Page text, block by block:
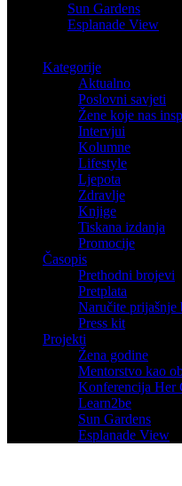
Sun Gardens
Esplanade View
Kategorije
Aktualno
Poslovni savjeti
Žene koje nas
Intervjui
Kolumne
Lifestyle
Ljepota
Zdravlje
Knjige
Tiskana izdanja
Promocije
Časopis
Prethodni brojevi
Pretplata
Naručite prijašnje
Press kit
Projekti
Žena godine
Mentorstvo kao
Konferencija Her
Learn2be
Sun Gardens
Esplanade View